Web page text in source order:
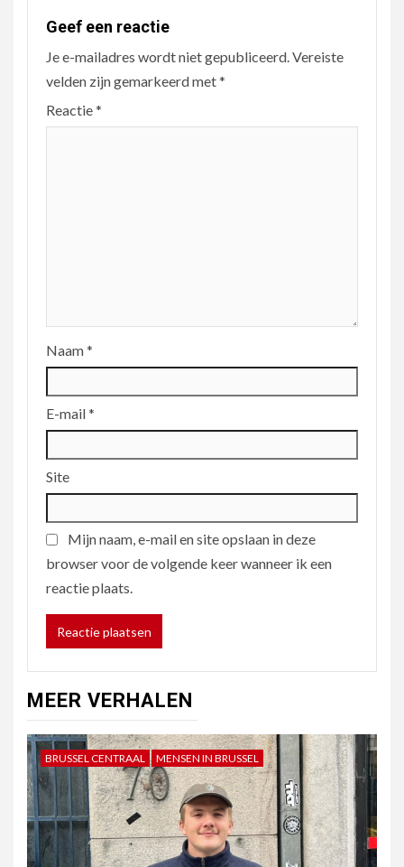
Geef een reactie
Je e-mailadres wordt niet gepubliceerd.Vereiste
velden zijn gemarkeerd met*
Reactie*
Naam*
E-mail*
Site
Mijn naam, e-mail en site opslaan in deze
browser voor de volgende keer wanneer ik een
reactie plaats.
MEER VERHALEN
BRUSSEL CENTRAAL MENSEN IN BRUSSEL